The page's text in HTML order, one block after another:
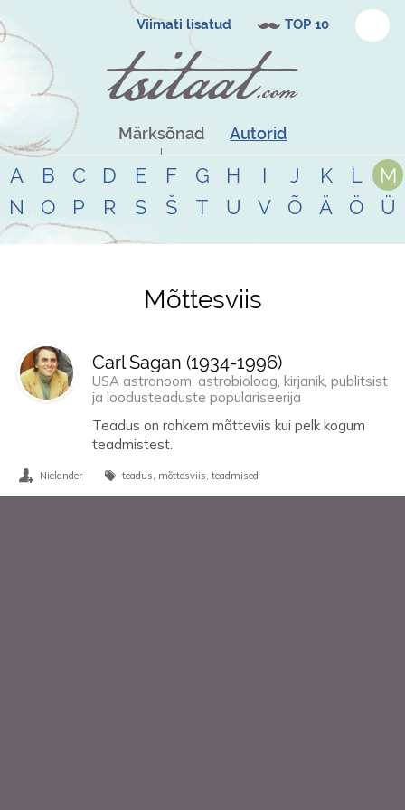
Viimati lisatud TOP 10
Märksõnad Autorid
A B C D E F G H I J K L
M
N
O P R S Š T U V Õ Ä Ö Ü
Tsitaadid teemalmõttesviis
Mõttesviis
Carl Sagan (1934-1996)
USA astronoom, astrobioloog, kirjanik, publitsist
ja loodusteaduste populariseerija
Teadus on rohkem mõtteviis kui pelk kogum
teadmistest.
Nielander teadus mõttesviis teadmised